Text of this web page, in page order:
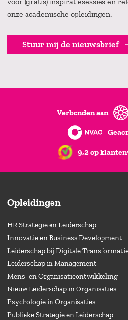
onze academische opleidingen.
Stuur mij de nieuwsbrief
Verbonden aan
9,2 op
Opleidingen
HR Strategie en Leiderschap
Innovatie en Business Development
Leiderschap bij Digitale
Leiderschap in Management
Mens- en Organisatieontwikkeling
Nieuw Leiderschap in Organisaties
Psychologie in Organisaties
Publieke Strategie en Leiderschap